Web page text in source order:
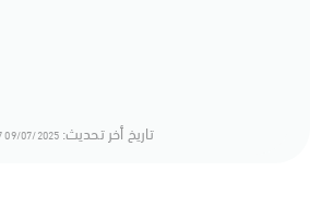
تاريخ أخر تحديث: 09/07/2025 13:07